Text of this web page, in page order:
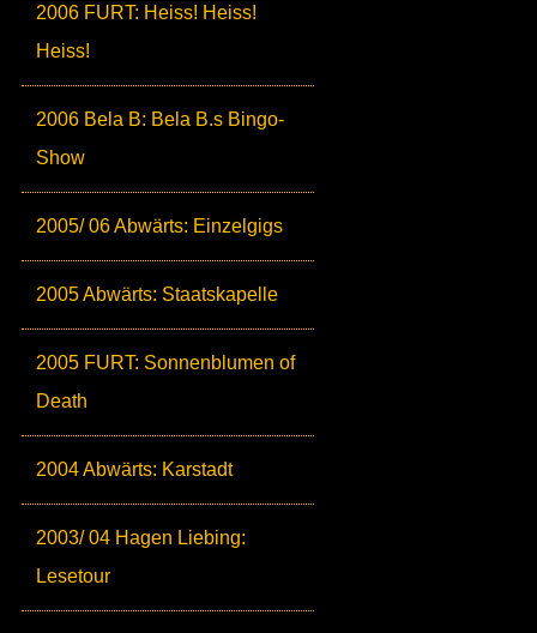
2006 FURT: Heiss! Heiss!
Heiss!
2006 Bela B: Bela B.s Bingo-
Show
2005/ 06 Abwärts: Einzelgigs
2005 Abwärts: Staatskapelle
2005 FURT: Sonnenblumen of
Death
2004 Abwärts: Karstadt
2003/ 04 Hagen Liebing:
Lesetour